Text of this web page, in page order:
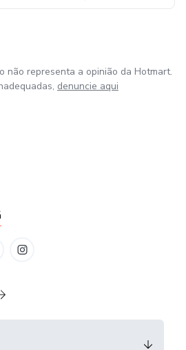
não representa a opinião da Hotmart.
denuncie aqui